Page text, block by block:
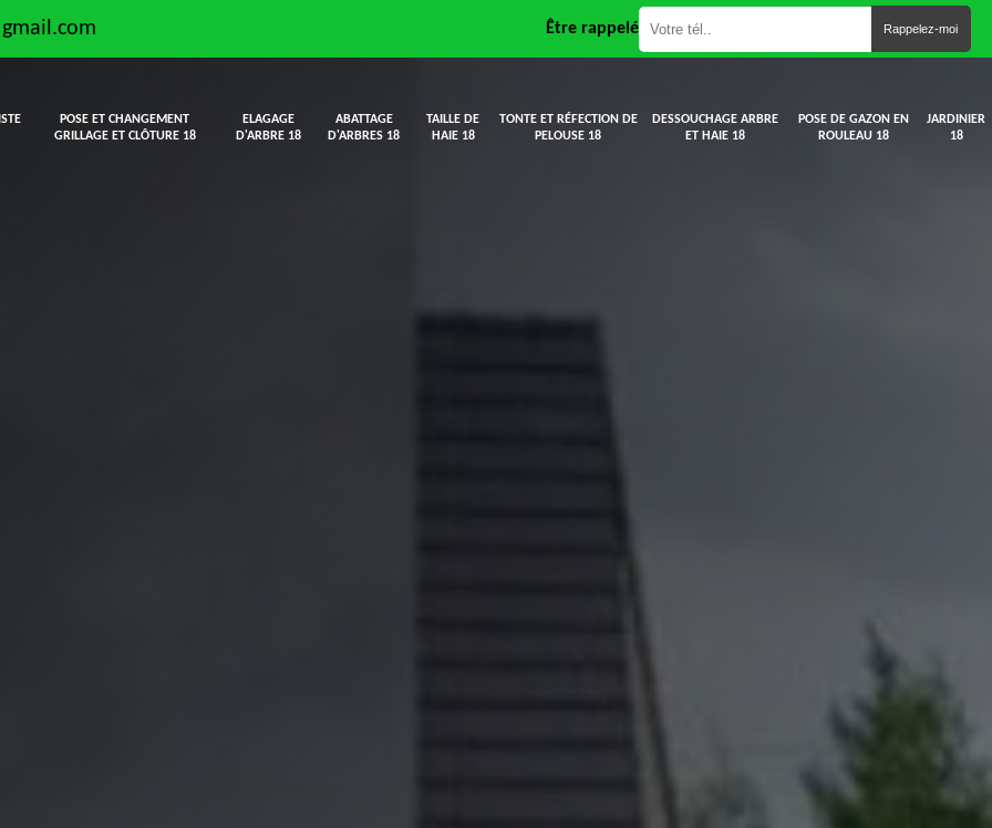
Être rappelé
POSE ET CHANGEMENT
GRILLAGE ET CLÔTURE 18
ELAGAGE
D'ARBRE 18
ABATTAGE
D'ARBRES 18
TAILLE DE
HAIE 18
TONTE ET RÉFECTION DE
PELOUSE 18
DESSOUCHAGE ARBRE
ET HAIE 18
POSE DE GAZON EN
ROULEAU 18
JARDINIER
18